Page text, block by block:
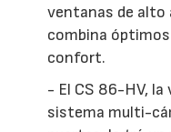
ventanas de alto
combina
confort.
- El CS 86-HV,
sistema multi-